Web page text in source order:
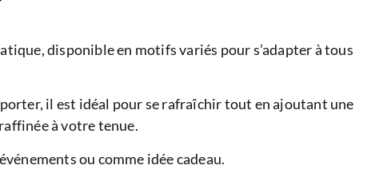
disponible en motifs variés pour s’adapter à tous
il est idéal pour se rafraîchir tout en ajoutant une
à votre tenue.
ou comme idée cadeau.